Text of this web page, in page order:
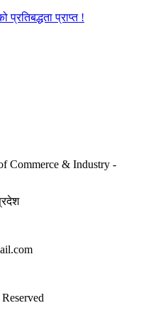
प्रतिबद्धता प्राप्त !
Commerce & Industry -